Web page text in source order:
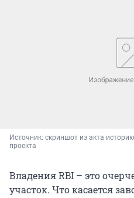
Источник: скриншот из акта
проекта
Владения RBI – это
участок. Что касается